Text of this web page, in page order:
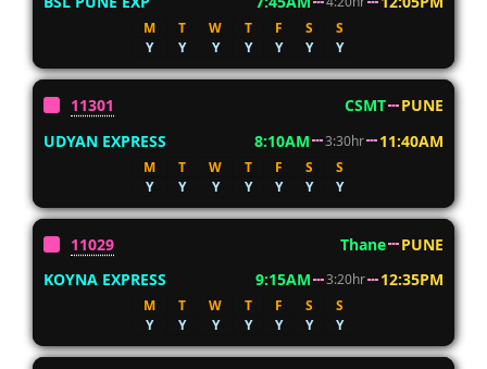
M T W T F S
S
Y
Y Y Y Y Y Y
11301 CSMT
PUNE
UDYAN EXPRESS
8:10AM 3:30hr 11:40AM
M T W T F S
S
Y
Y Y Y Y Y Y
11029 Thane
PUNE
KOYNA EXPRESS
9:15AM 3:20hr 12:35PM
M T W T F S
S
Y
Y Y Y Y Y Y